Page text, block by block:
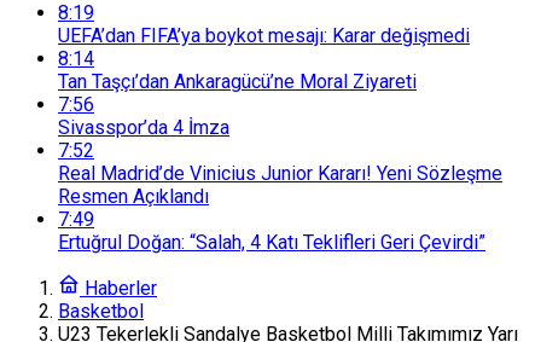
8:19
UEFA’dan FIFA’ya boykot mesajı: Karar değişmedi
8:14
Tan Taşçı’dan Ankaragücü’ne Moral Ziyareti
7:56
Sivasspor’da 4 İmza
7:52
Real Madrid’de Vinicius Junior Kararı! Yeni Sözleşme
Resmen Açıklandı
7:49
Ertuğrul Doğan: “Salah, 4 Katı Teklifleri Geri Çevirdi”
Haberler
Basketbol
U23 Tekerlekli Sandalye Basketbol Milli Takımımız Yarı